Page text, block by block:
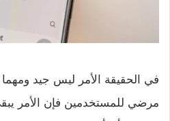
في الحقيقة الأمر ليس جيد
مرضي للمستخدمين فإن الأمر